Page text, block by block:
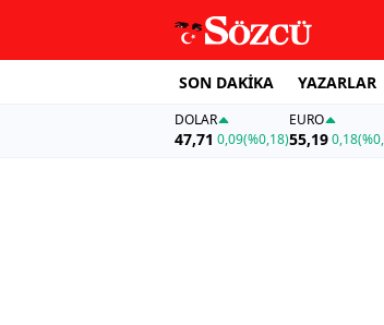
SON DAKİKA YAZARLAR
DOLAR
47,71 0,09(%0,18)
EURO
55,19 0,18